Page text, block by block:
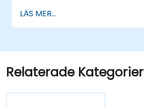
datamängder och komplexa
visualiseringar.
och skalningsstrategier.
LÄS MER...
Relaterade Kategorier